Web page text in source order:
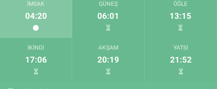
İMSAK
04:20
GÜNEŞ
06:01
ÖĞLE
13:15
İKINDI
17:06
AKŞAM
20:19
YATSI
21:52